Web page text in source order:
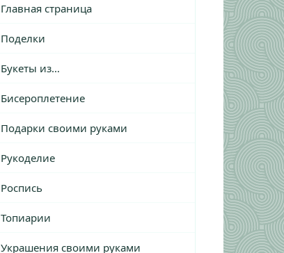
Главная страница
Поделки
Букеты из…
Бисероплетение
Подарки своими руками
Рукоделие
Роспись
Топиарии
Украшения своими руками